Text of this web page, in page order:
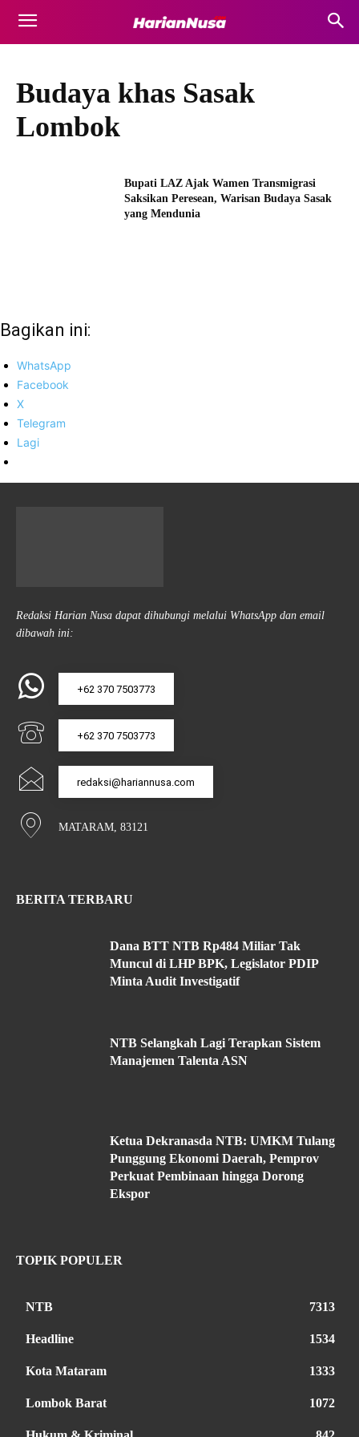
Budaya khas Sasak
Lombok
Bupati LAZ Ajak Wamen Transmigrasi
Saksikan Peresean, Warisan Budaya Sasak
yang Mendunia
Bagikan ini:
WhatsApp
Facebook
X
Telegram
Lagi
Redaksi Harian Nusa dapat dihubungi melalui WhatsApp dan email
dibawah ini:
+62 370 7503773
+62 370 7503773
redaksi@hariannusa.com
MATARAM, 83121
BERITA TERBARU
Dana BTT NTB Rp484 Miliar Tak
Muncul di LHP BPK, Legislator PDIP
Minta Audit Investigatif
NTB Selangkah Lagi Terapkan Sistem
Manajemen Talenta ASN
Ketua Dekranasda NTB: UMKM Tulang
Punggung Ekonomi Daerah, Pemprov
Perkuat Pembinaan hingga Dorong
Ekspor
TOPIK POPULER
NTB 7313
Headline 1534
Kota Mataram 1333
Lombok Barat 1072